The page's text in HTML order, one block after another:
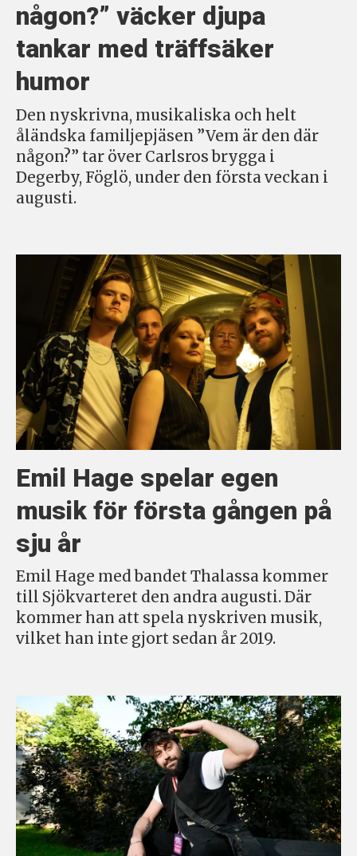
någon?” väcker djupa
tankar med träffsäker
humor
Den nyskrivna, musikaliska och helt
åländska familjepjäsen ”Vem är den där
någon?” tar över Carlsros brygga i
Degerby, Föglö, under den första veckan i
augusti.
Emil Hage spelar egen
musik för första gången på
sju år
Emil Hage med bandet Thalassa kommer
till Sjökvarteret den andra augusti. Där
kommer han att spela nyskriven musik,
vilket han inte gjort sedan år 2019.